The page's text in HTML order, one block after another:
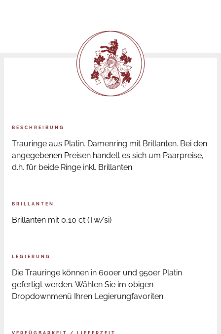
BESCHREIBUNG
Trauringe aus Platin. Damenring mit Brillanten. Bei den
angegebenen Preisen handelt es sich um Paarpreise,
d.h. für beide Ringe inkl. Brillanten.
BRILLANTEN
Brillanten mit 0,10 ct (Tw/si)
LEGIERUNG
Die Trauringe können in 600er und 950er Platin
gefertigt werden. Wählen Sie im obigen
Dropdownmenü Ihren Legierungfavoriten.
VERFÜGBARKEIT / LIEFERZEIT